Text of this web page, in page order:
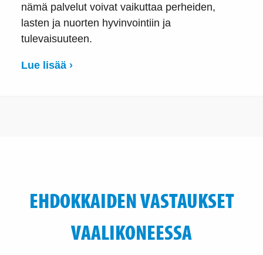
nämä palvelut voivat vaikuttaa perheiden,
lasten ja nuorten hyvinvointiin ja
tulevaisuuteen.
Lue lisää ›
EHDOKKAIDEN VASTAUKSET
VAALIKONEESSA